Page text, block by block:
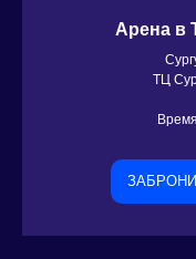
Арена в
ТЦ